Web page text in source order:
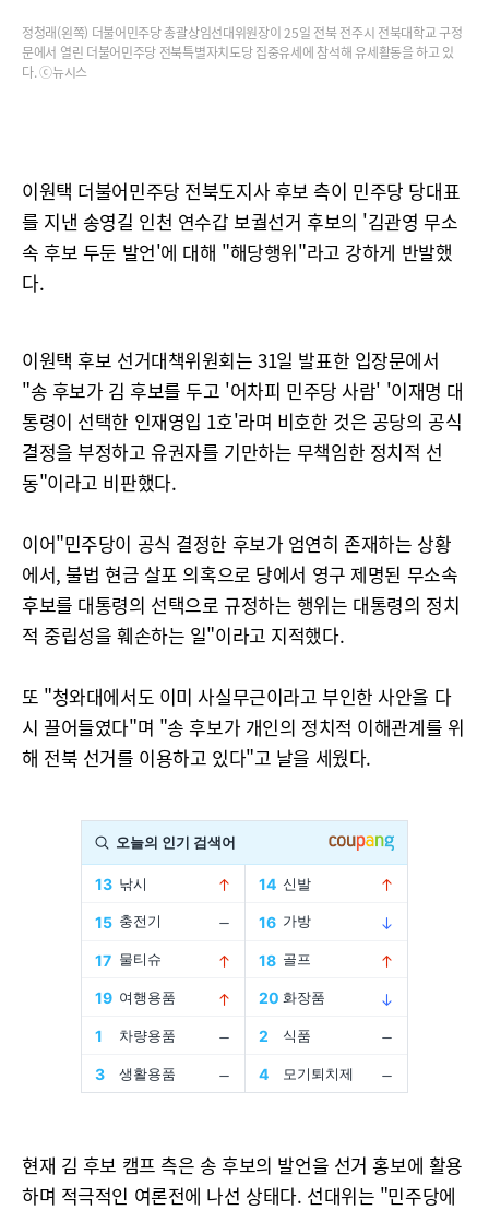
정청래(왼쪽) 더불어민주당 총괄상임선대위원장이 25일 전북 전주시 전북대학교 구정
문에서 열린 더불어민주당 전북특별자치도당 집중유세에 참석해 유세활동을 하고 있
다. ⓒ뉴시스
이원택 더불어민주당 전북도지사 후보 측이 민주당 당대표
를 지낸 송영길 인천 연수갑 보궐선거 후보의 '김관영 무소
속 후보 두둔 발언'에 대해 "해당행위"라고 강하게 반발했
다.
이원택 후보 선거대책위원회는 31일 발표한 입장문에서
"송 후보가 김 후보를 두고 '어차피 민주당 사람' '이재명 대
통령이 선택한 인재영입 1호'라며 비호한 것은 공당의 공식
결정을 부정하고 유권자를 기만하는 무책임한 정치적 선
동"이라고 비판했다.
이어"민주당이 공식 결정한 후보가 엄연히 존재하는 상황
에서, 불법 현금 살포 의혹으로 당에서 영구 제명된 무소속
후보를 대통령의 선택으로 규정하는 행위는 대통령의 정치
적 중립성을 훼손하는 일"이라고 지적했다.
또 "청와대에서도 이미 사실무근이라고 부인한 사안을 다
시 끌어들였다"며 "송 후보가 개인의 정치적 이해관계를 위
해 전북 선거를 이용하고 있다"고 날을 세웠다.
현재 김 후보 캠프 측은 송 후보의 발언을 선거 홍보에 활용
하며 적극적인 여론전에 나선 상태다. 선대위는 "민주당에